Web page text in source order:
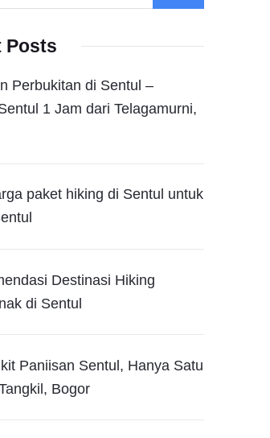
Posts
Perbukitan di Sentul –
1 Jam dari Telagamurni,
paket hiking di Sentul untuk
Destinasi Hiking
di Sentul
Paniisan Sentul, Hanya Satu
Bogor